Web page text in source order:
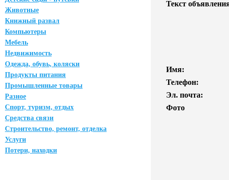
Животные
Книжный развал
Компьютеры
Мебель
Недвижимость
Одежда, обувь, коляски
Продукты питания
Промышленные товары
Разное
Спорт, туризм, отдых
Средства связи
Строительство, ремонт, отделка
Услуги
Потери, находки
Текст
Имя:
Телефон:
Эл. почта:
Фото